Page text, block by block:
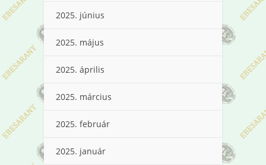
2025. június
2025. május
2025. április
2025. március
2025. február
2025. január